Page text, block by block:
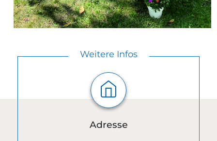
Weitere Infos
Adresse